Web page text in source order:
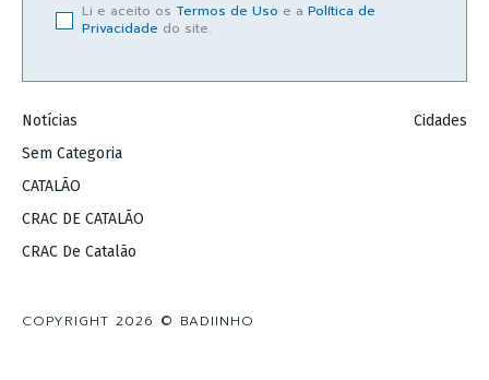
Li e aceito os Termos de Uso e a Política de
Privacidade do site.
Notícias
Sem Categoria
CATALÃO
CRAC DE CATALÃO
CRAC De Catalão
Cidades
COPYRIGHT 2026 © BADIINHO